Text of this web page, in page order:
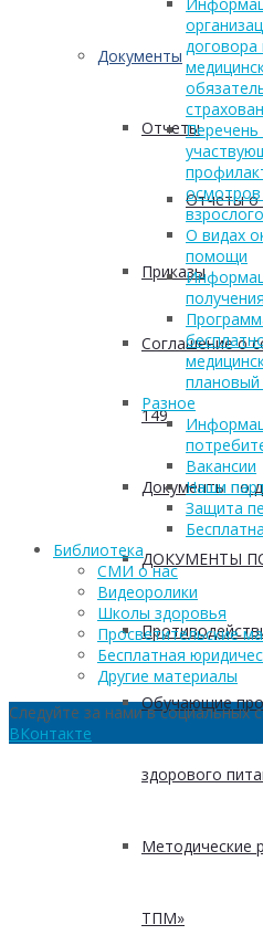
Документы
Отчеты
Отчеты о
Приказы
Соглашение о
149
Документы по
ДОКУМЕНТЫ
Обучающие
здорового
ТПМ»
договора
Перечень
осмотров
О видах
помощи
плановый
Разное
Вакансии
Наши
Защита
Библиотека
СМИ о нас
Видеоролики
Школы здоровья
Просветительские
Бесплатная
Другие материалы
Следуйте за нами в социальных
ВКонтакте